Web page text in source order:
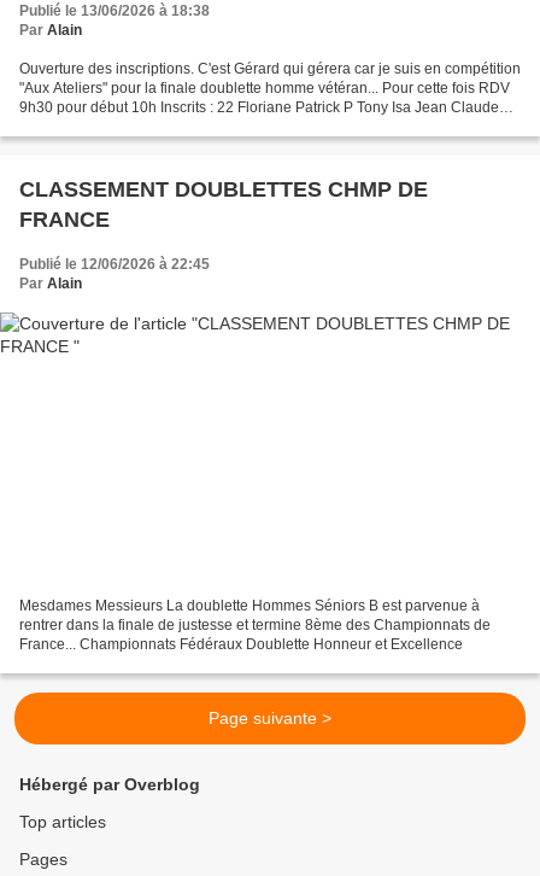
Publié le 13/06/2026 à 18:38
Par Alain
Ouverture des inscriptions. C'est Gérard qui gérera car je suis en compétition
"Aux Ateliers" pour la finale doublette homme vétéran... Pour cette fois RDV
9h30 pour début 10h Inscrits : 22 Floriane Patrick P Tony Isa Jean Claude
CLASSEMENT DOUBLETTES CHMP DE
FRANCE
Publié le 12/06/2026 à 22:45
Par Alain
Mesdames Messieurs La doublette Hommes Séniors B est parvenue à
rentrer dans la finale de justesse et termine 8ème des Championnats de
France... Championnats Fédéraux Doublette Honneur et Excellence
Page suivante >
Hébergé par Overblog
Top articles
Pages